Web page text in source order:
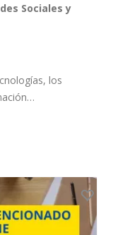
Sociales y
los